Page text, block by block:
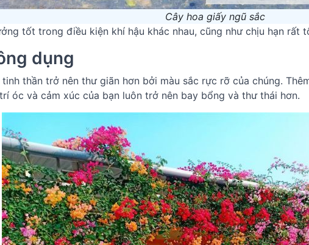
Cây hoa giấy ngũ sắc
tốt trong điều kiện khí hậu khác nhau, cũng như chịu hạn rất
dụng
thần trở nên thư giãn hơn bởi màu sắc rực rỡ của chúng.
óc và cảm xúc của bạn luôn trở nên bay bổng và thư thái hơn.